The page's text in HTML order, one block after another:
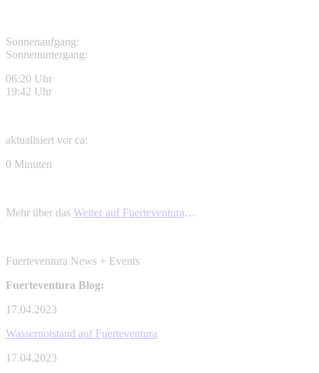
Sonnenaufgang:
Sonnenuntergang:
06:20 Uhr
19:42 Uhr
aktualisiert vor ca:
0 Minuten
Mehr über das Wetter auf Fuerteventura…
Fuerteventura News + Events
Fuerteventura Blog:
17.04.2023
Wassernotstand auf Fuerteventura
17.04.2023